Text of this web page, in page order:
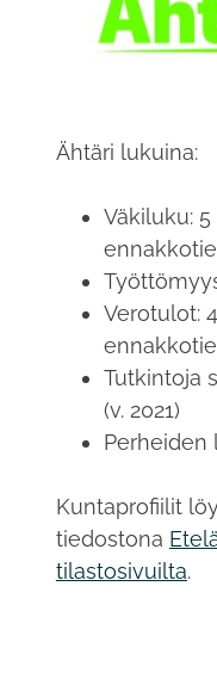
Ähtäri lukuina:
Väkiluku:
Verotulot:
Tutkintoja
(v. 2021)
Perheiden
Kuntaprofiilit
tiedostona
tilastosivuilta.